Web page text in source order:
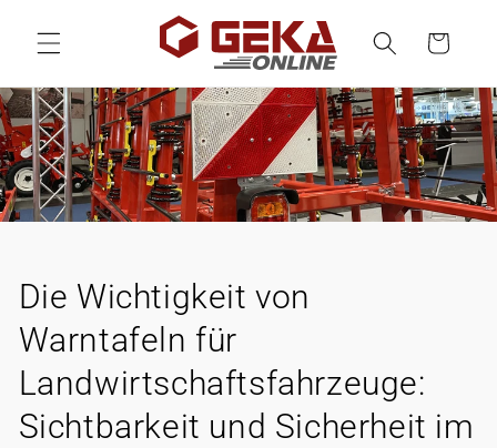
direttamente
ai contenuti
Carrello
Die Wichtigkeit von
Warntafeln für
Landwirtschaftsfahrzeuge:
Sichtbarkeit und Sicherheit im